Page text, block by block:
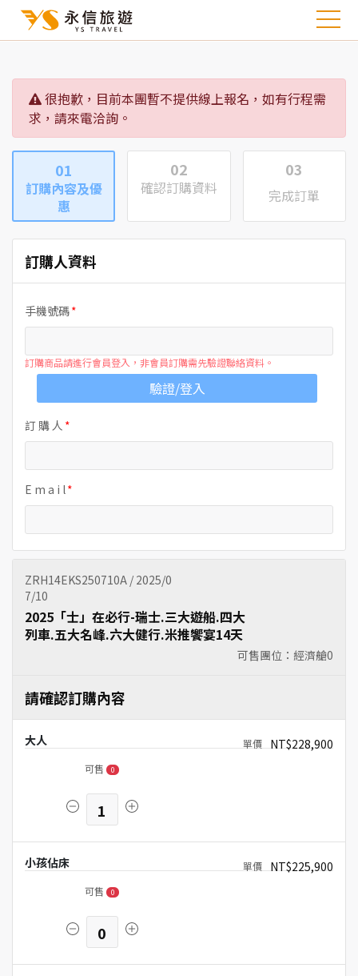
很抱歉，目前本團暫不提供線上報名，如有行程需
求，請來電洽詢。
01
訂購內容及優
惠
02
確認訂購資料
03
完成訂單
訂購人資料
手機號碼
訂購商品請進行會員登入，非會員訂購需先驗證聯絡資料。
驗證/登入
訂 購 人
E m a i l
ZRH14EKS250710A / 2025/0
7/10
可售團位：經濟艙0
2025「士」在必行-瑞士.三大遊船.四大
列車.五大名峰.六大健行.米推饗宴14天
請確認訂購內容
大人 NT$228,900
可售 0
1
小孩佔床 NT$225,900
可售 0
0